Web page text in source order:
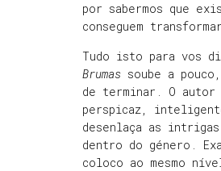
por sabermos que
conseguem
Tudo isto para vos
Brumas soube a
de terminar. O autor
perspicaz,
desenlaça as
dentro do género.
coloco ao mesmo